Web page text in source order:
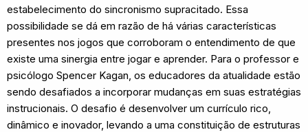
estabelecimento do sincronismo supracitado. Essa
possibilidade se dá em razão de há várias características
presentes nos jogos que corroboram o entendimento de que
existe uma sinergia entre jogar e aprender. Para o professor e
psicólogo Spencer Kagan, os educadores da atualidade estão
sendo desafiados a incorporar mudanças em suas estratégias
instrucionais. O desafio é desenvolver um currículo rico,
dinâmico e inovador, levando a uma constituição de estruturas